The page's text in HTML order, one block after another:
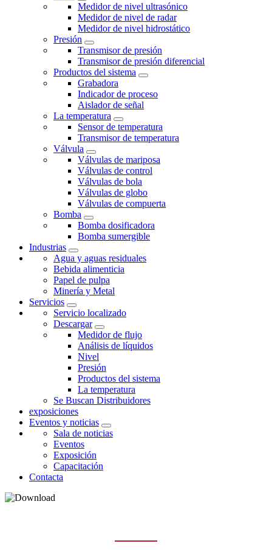
Medidor de nivel ultrasónico
Medidor de nivel de radar
Medidor de nivel hidrostático
Presión
Transmisor de presión
Transmisor de presión diferencial
Productos del sistema
Grabadora
Indicador de proceso
Aislador de señal
La temperatura
Sensor de temperatura
Transmisor de temperatura
Válvula
Válvulas de mariposa
Válvulas de control
Válvulas de bola
Válvulas de globo
Válvulas de compuerta
Bomba
Bomba dosificadora
Bomba sumergible
Industrias
Agua y aguas residuales
Bebida alimenticia
Papel de pulpa
Minería y Metal
Servicios
Servicio localizado
Descargar
Medidor de flujo
Análisis de líquidos
Nivel
Presión
Productos del sistema
La temperatura
Se Buscan Distribuidores
exposiciones
Eventos y noticias
Sala de noticias
Eventos
Exposición
Capacitación
Contacta